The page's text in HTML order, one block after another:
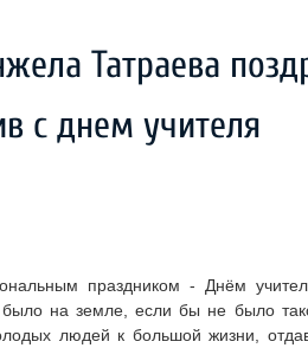
Татраева
с днем учителя
праздником - Днём
на земле, если бы не было
людей к большой жизни,